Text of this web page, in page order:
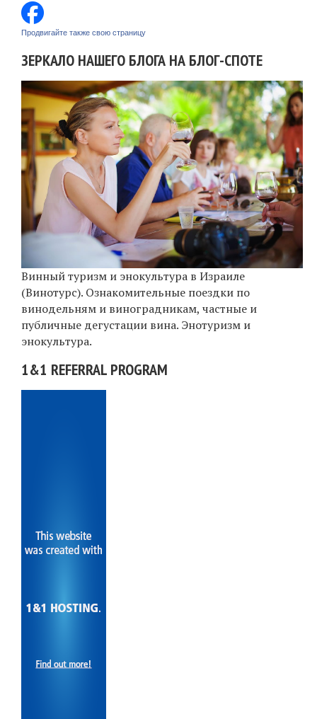
Продвигайте также свою страницу
ЗЕРКАЛО НАШЕГО БЛОГА НА БЛОГ-СПОТЕ
Винный туризм и энокультура в Израиле
(Винотурс). Ознакомительные поездки по
винодельням и виноградникам, частные и
публичные дегустации вина. Энотуризм и
энокультура.
1&1 REFERRAL PROGRAM